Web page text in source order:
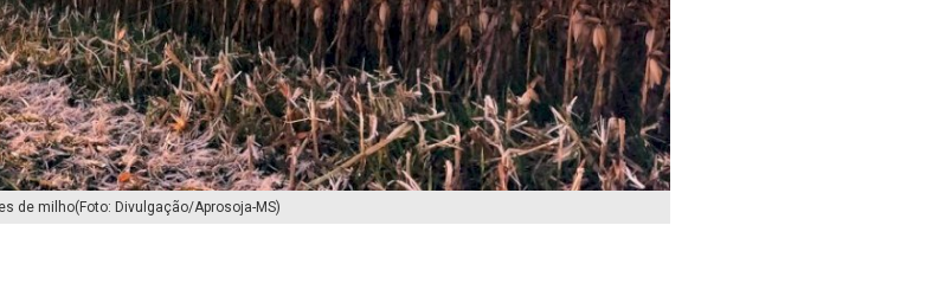
de milho(Foto: Divulgação/Aprosoja-MS)